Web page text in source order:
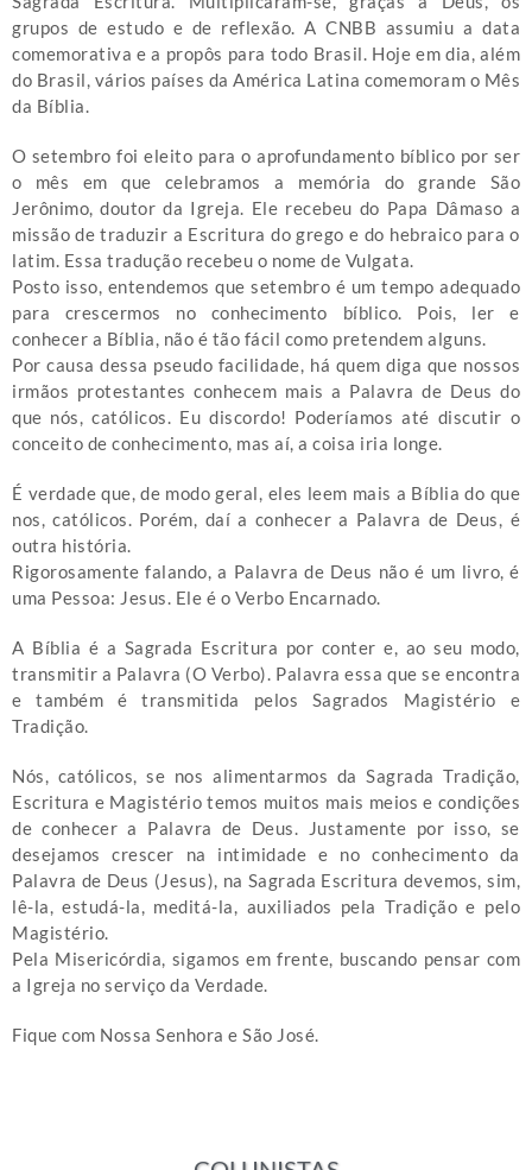
grupos de estudo e de reflexão. A CNBB assumiu a data
comemorativa e a propôs para todo Brasil. Hoje em dia, além
do Brasil, vários países da América Latina comemoram o Mês
da Bíblia.
O setembro foi eleito para o aprofundamento bíblico por ser
o mês em que celebramos a memória do grande São
Jerônimo, doutor da Igreja. Ele recebeu do Papa Dâmaso a
missão de traduzir a Escritura do grego e do hebraico para o
latim. Essa tradução recebeu o nome de Vulgata.
Posto isso, entendemos que setembro é um tempo adequado
para crescermos no conhecimento bíblico. Pois, ler e
conhecer a Bíblia, não é tão fácil como pretendem alguns.
Por causa dessa pseudo facilidade, há quem diga que nossos
irmãos protestantes conhecem mais a Palavra de Deus do
que nós, católicos. Eu discordo! Poderíamos até discutir o
conceito de conhecimento, mas aí, a coisa iria longe.
É verdade que, de modo geral, eles leem mais a Bíblia do que
nos, católicos. Porém, daí a conhecer a Palavra de Deus, é
outra história.
Rigorosamente falando, a Palavra de Deus não é um livro, é
uma Pessoa: Jesus. Ele é o Verbo Encarnado.
A Bíblia é a Sagrada Escritura por conter e, ao seu modo,
transmitir a Palavra (O Verbo). Palavra essa que se encontra
e também é transmitida pelos Sagrados Magistério e
Tradição.
Nós, católicos, se nos alimentarmos da Sagrada Tradição,
Escritura e Magistério temos muitos mais meios e condições
de conhecer a Palavra de Deus. Justamente por isso, se
desejamos crescer na intimidade e no conhecimento da
Palavra de Deus (Jesus), na Sagrada Escritura devemos, sim,
lê-la, estudá-la, meditá-la, auxiliados pela Tradição e pelo
Magistério.
Pela Misericórdia, sigamos em frente, buscando pensar com
a Igreja no serviço da Verdade.
Fique com Nossa Senhora e São José.